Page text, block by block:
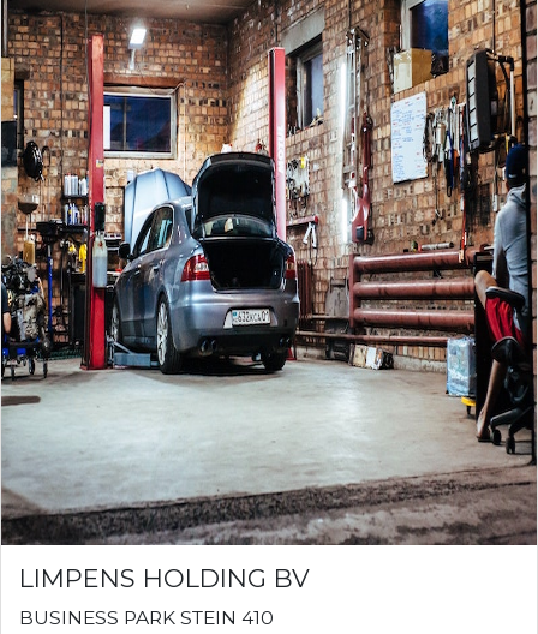
LIMPENS HOLDING BV
BUSINESS PARK STEIN 410